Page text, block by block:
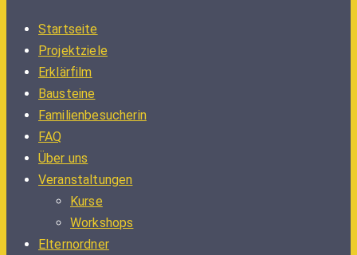
Startseite
Projektziele
Erklärfilm
Bausteine
Familienbesucherin
FAQ
Über uns
Veranstaltungen
Kurse
Workshops
Elternordner